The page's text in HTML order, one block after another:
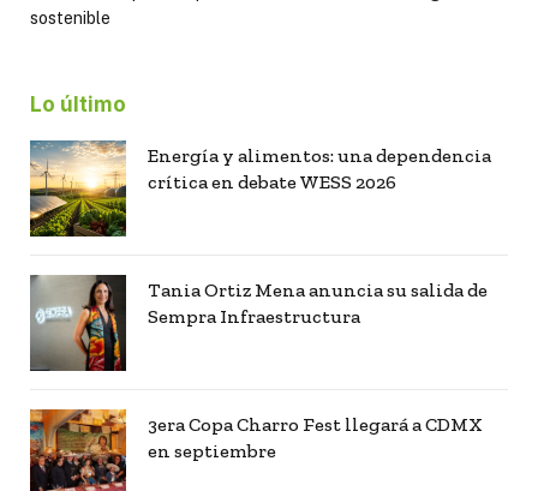
sostenible
Lo último
Energía y alimentos: una dependencia
crítica en debate WESS 2026
Tania Ortiz Mena anuncia su salida de
Sempra Infraestructura
3era Copa Charro Fest llegará a CDMX
en septiembre